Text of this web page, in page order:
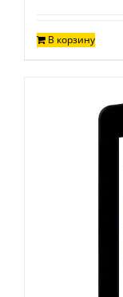
В корзину